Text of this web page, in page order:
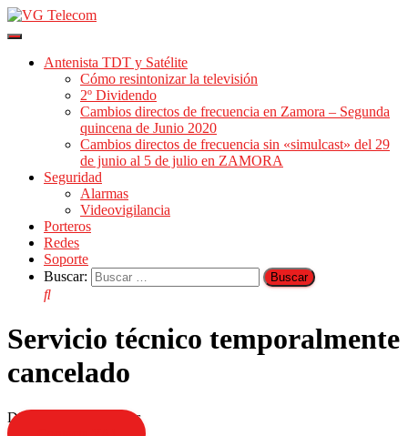
Cambiar
navegación
Antenista TDT y Satélite
Cómo resintonizar la televisión
2º Dividendo
Cambios directos de frecuencia en Zamora – Segunda
quincena de Junio 2020
Cambios directos de frecuencia sin «simulcast» del 29
de junio al 5 de julio en ZAMORA
Seguridad
Alarmas
Videovigilancia
Porteros
Redes
Soporte
Buscar:
Servicio técnico temporalmente
cancelado
Disculpen las molestias